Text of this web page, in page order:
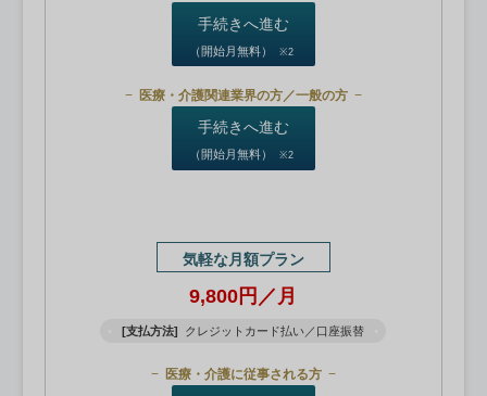
手続きへ進む
（開始月無料） ※2
医療・介護関連業界の方／一般の方
手続きへ進む
（開始月無料） ※2
気軽な月額プラン
9,800円／月
[支払方法] クレジットカード払い／口座振替
医療・介護に従事される方